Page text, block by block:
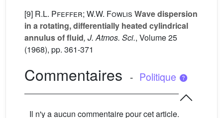
[9] R.L. Pfeffer; W.W. Fowlis Wave dispersion
in a rotating, differentially heated cylindrical
annulus of fluid, J. Atmos. Sci., Volume 25
(1968), pp. 361-371
Commentaires - Politique
Il n'y a aucun commentaire pour cet article.